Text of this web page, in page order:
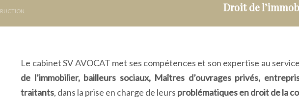
Droit de
Le cabinet SV AVOCAT met ses compétences et son expertise au
de l’immobilier, bailleurs sociaux, Maîtres d’ouvrages privés,
traitants, dans la prise en charge de leurs problématiques en droit de la